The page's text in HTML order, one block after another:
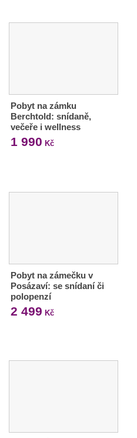
Pobyt na zámku
Berchtold: snídaně,
večeře i wellness
1 990 Kč
Pobyt na zámečku v
Posázaví: se snídaní či
polopenzí
2 499 Kč